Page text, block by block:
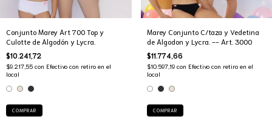
Conjunto Marey Art 700 Top y
Culotte de Algodón y Lycra.
$10.241,72
$9.217,55 con Efectivo con retiro en el
local
COMPRAR
Marey Conjunto C/taza y Vedetina
de Algodon y Lycra. -- Art. 3000
$11.774,66
$10.597,19 con Efectivo con retiro en el
local
COMPRAR